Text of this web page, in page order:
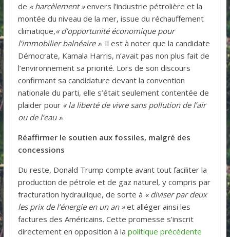
de « harcèlement »envers l’industrie pétrolière et la
montée du niveau de la mer, issue du réchauffement
climatique,« d’opportunité économique pour
l’immobilier balnéaire ». Il est à noter que la candidate
Démocrate, Kamala Harris, n’avait pas non plus fait de
l’environnement sa priorité. Lors de son discours
confirmant sa candidature devant la convention
nationale du parti, elle s’était seulement contentée de
plaider pour « la liberté de vivre sans pollution de l’air
ou de l’eau ».
Réaffirmer le soutien aux fossiles, malgré des
concessions
Du reste, Donald Trump compte avant tout faciliter la
production de pétrole et de gaz naturel, y compris par
fracturation hydraulique, de sorte à « diviser par deux
les prix de l’énergie en un an »et alléger ainsi les
factures des Américains. Cette promesse s’inscrit
directement en opposition à la politique précédente